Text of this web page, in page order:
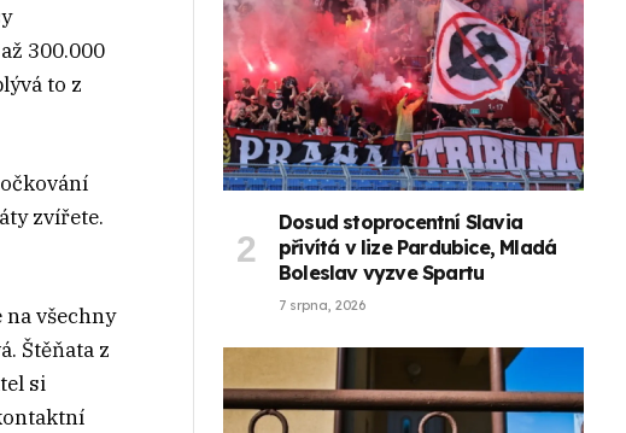
300.000
to z
zvířete.
všechny
Štěňata z
si
Dosud stoprocentní Slavia
přivítá v lize Pardubice, Mladá
Boleslav vyzve Spartu
7 srpna, 2026